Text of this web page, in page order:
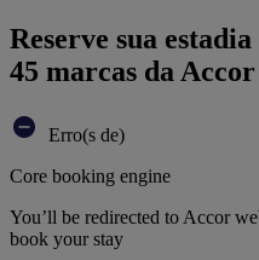
Reserve sua
45 marcas da Accor
Erro(s de)
Core booking engine
You’ll be redirected to Accor
book your stay